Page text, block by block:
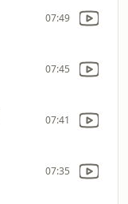
07:49
07:45
07:41
07:35